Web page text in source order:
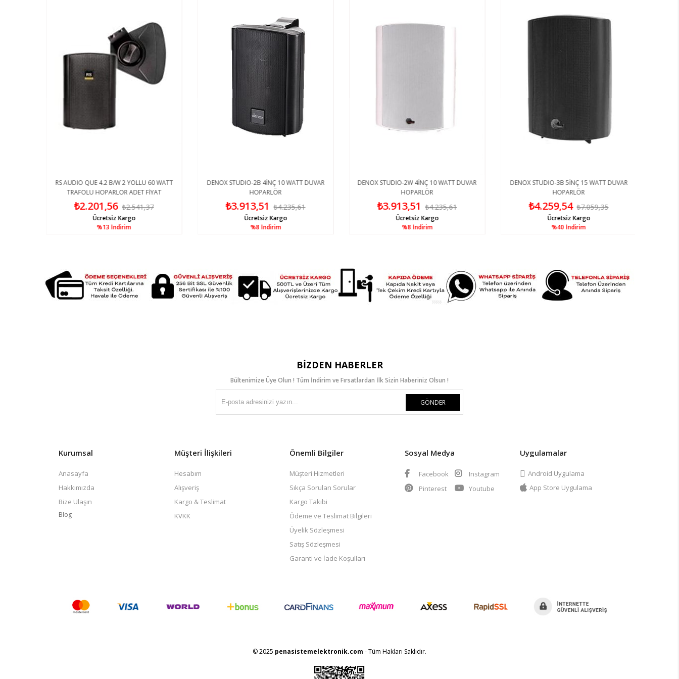
RS AUDIO QUE 4.2 B/W 2 YOLLU 60 WATT
TRAFOLU HOPARLOR ADET FİYAT
₺2.201,56 ₺2.541,37
%13 İndirim
Ücretsiz Kargo
DENOX STUDIO-2B 4İNÇ 10 WATT DUVAR
HOPARLÖR
₺3.913,51 ₺4.235,61
%8İndirim
Ücretsiz Kargo
DENOX STUDIO-2W 4İNÇ 10 WATT DUVAR
HOPARLÖR
₺3.913,51 ₺4.235,61
%8İndirim
Ücretsiz Kargo
DENOX STUDIO-3B 5İNÇ 15 WATT DUVAR
HOPARLÖR
₺4.259,54 ₺7.059,35
%40 İndirim
Ücretsiz Kargo
BIZDEN HABERLER
Bültenimize Üye Olun ! Tüm İndirim ve Fırsatlardan İlk Sizin Haberiniz Olsun !
GÖNDER
Kurumsal
Anasayfa
Hakkımızda
Bize Ulaşın
Blog
Müşteri İlişkileri
Hesabım
Alışveriş
Kargo & Teslimat
KVKK
Önemli Bilgiler
Müşteri Hizmetleri
Sıkça Sorulan Sorular
Kargo Takibi
Ödeme ve Teslimat Bilgileri
Üyelik Sözleşmesi
Satış Sözleşmesi
Garanti ve İade Koşulları
Sosyal Medya
Facebook
Instagram
Pinterest
Youtube
Uygulamalar
Android Uygulama
App Store Uygulama
© 2025 penasistemelektronik.com - Tüm Hakları Saklıdır.